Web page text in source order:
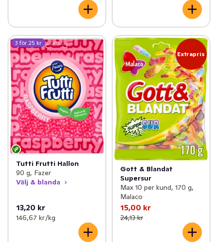
3 för 25 kr
Tutti Frutti Hallon
90 g, Fazer
Välj & blanda
13,20 kr
146,67 kr /kg
Extrapris
Gott & Blandat
Supersur
Max 10 per kund, 170 g,
Malaco
15,00 kr
24,13 kr